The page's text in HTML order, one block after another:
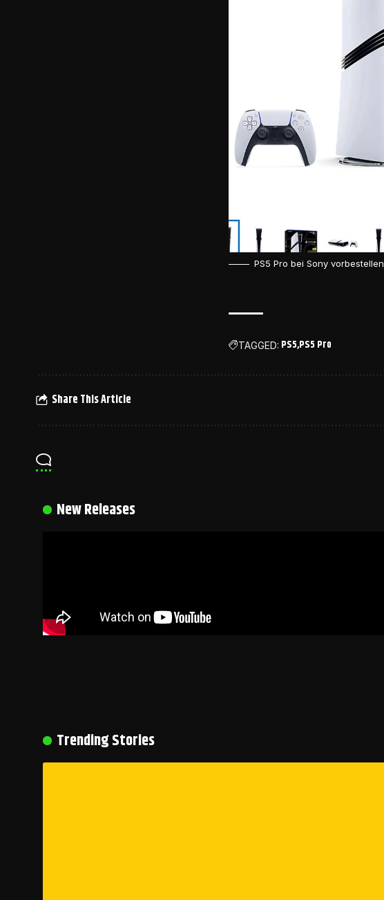
PS5 Pro bei Sony vorbestellen
TAGGED: PS5 PS5 Pro
Share This Article
New Releases
Trending Stories